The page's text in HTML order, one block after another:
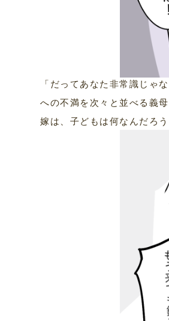
「だってあなた非常識じゃ
への不満を次々と並べる義
嫁は、子どもは何なんだろう